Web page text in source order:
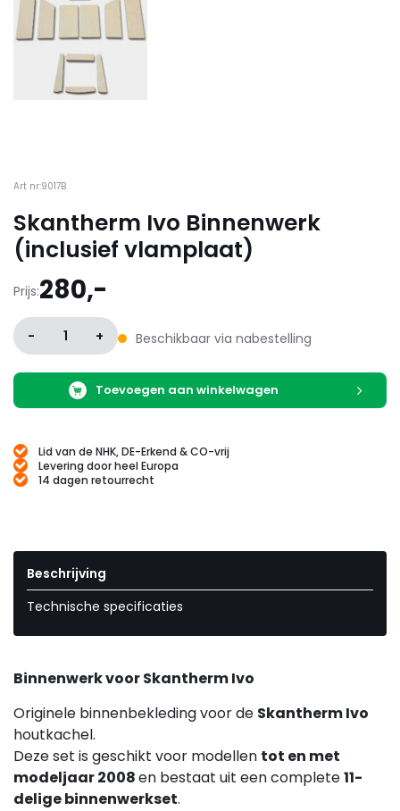
Art nr:9017B
Skantherm Ivo Binnenwerk
(inclusief vlamplaat)
Prijs:280,-
- 1 + Beschikbaar via nabestelling
Toevoegen aan winkelwagen
Lid van de NHK, DE-Erkend & CO-vrij
Levering door heel Europa
14 dagen retourrecht
Beschrijving
Technische specificaties
Binnenwerk voor Skantherm Ivo
Originele binnenbekleding voor de Skantherm Ivo
houtkachel.
Deze set is geschikt voor modellen tot en met
modeljaar 2008en bestaat uit een complete11-
delige binnenwerkset.